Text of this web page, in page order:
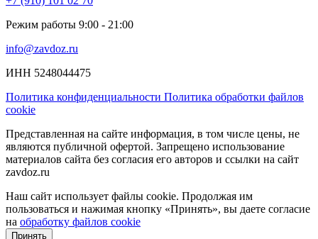
Режим работы 9:00 - 21:00
info@zavdoz.ru
ИНН 5248044475
Политика конфиденциальности Политика обработки файлов
cookie
Представленная на сайте информация, в том числе цены, не
являются публичной офертой. Запрещено использование
материалов сайта без согласия его авторов и ссылки на сайт
zavdoz.ru
Наш сайт использует файлы cookie. Продолжая им
пользоваться и нажимая кнопку «Принять», вы даете согласие
на обработку файлов cookie
Принять